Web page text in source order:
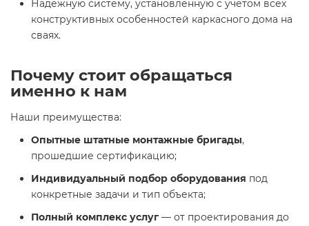
Надежную систему, установленную с учётом всех
конструктивных особенностей каркасного дома на
сваях.
Почему стоит обращаться
именно к нам
Наши преимущества:
Опытные штатные монтажные бригады,
прошедшие сертификацию;
Индивидуальный подбор оборудования под
конкретные задачи и тип объекта;
Полный комплекс услуг — от проектирования до